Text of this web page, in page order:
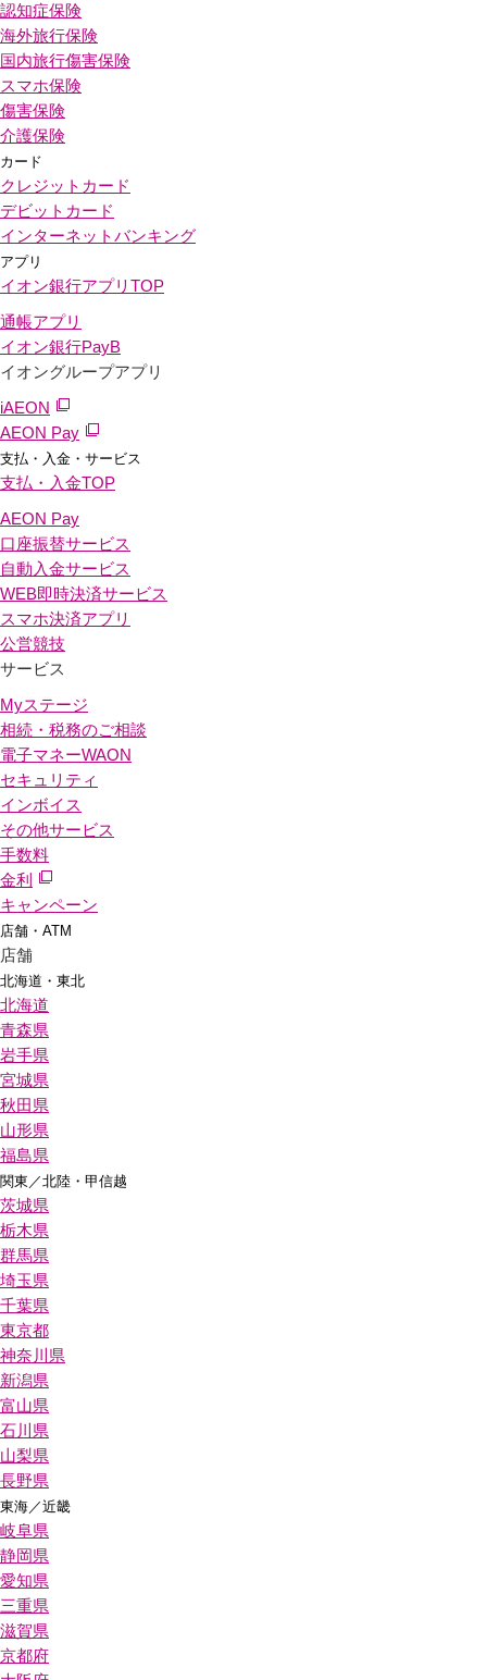
認知症保険
海外旅行保険
国内旅行傷害保険
スマホ保険
傷害保険
介護保険
カード
クレジットカード
デビットカード
インターネットバンキング
アプリ
イオン銀行アプリ TOP
通帳アプリ
イオン銀行PayB
イオングループアプリ
iAEON
AEON Pay
支払・入金・サービス
支払・入金TOP
AEON Pay
口座振替サービス
自動入金サービス
WEB即時決済サービス
スマホ決済アプリ
公営競技
サービス
Myステージ
相続・税務のご相談
電子マネーWAON
セキュリティ
インボイス
その他サービス
手数料
金利
キャンペーン
店舗・ATM
店舗
北海道・東北
北海道
青森県
岩手県
宮城県
秋田県
山形県
福島県
関東／北陸・甲信越
茨城県
栃木県
群馬県
埼玉県
千葉県
東京都
神奈川県
新潟県
富山県
石川県
山梨県
長野県
東海／近畿
岐阜県
静岡県
愛知県
三重県
滋賀県
京都府